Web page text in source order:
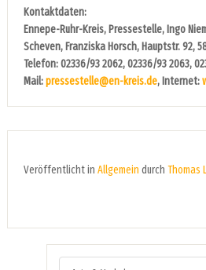
Kontaktdaten:
Ennepe-Ruhr-Kreis, Pressestelle, Ingo
Scheven, Franziska Horsch, Hauptstr. 92,
Telefon: 02336/93 2062, 02336/93 2063,
Mail:pressestelle@en-kreis.de, Internet:
Veröffentlicht in Allgemein durch Thomas